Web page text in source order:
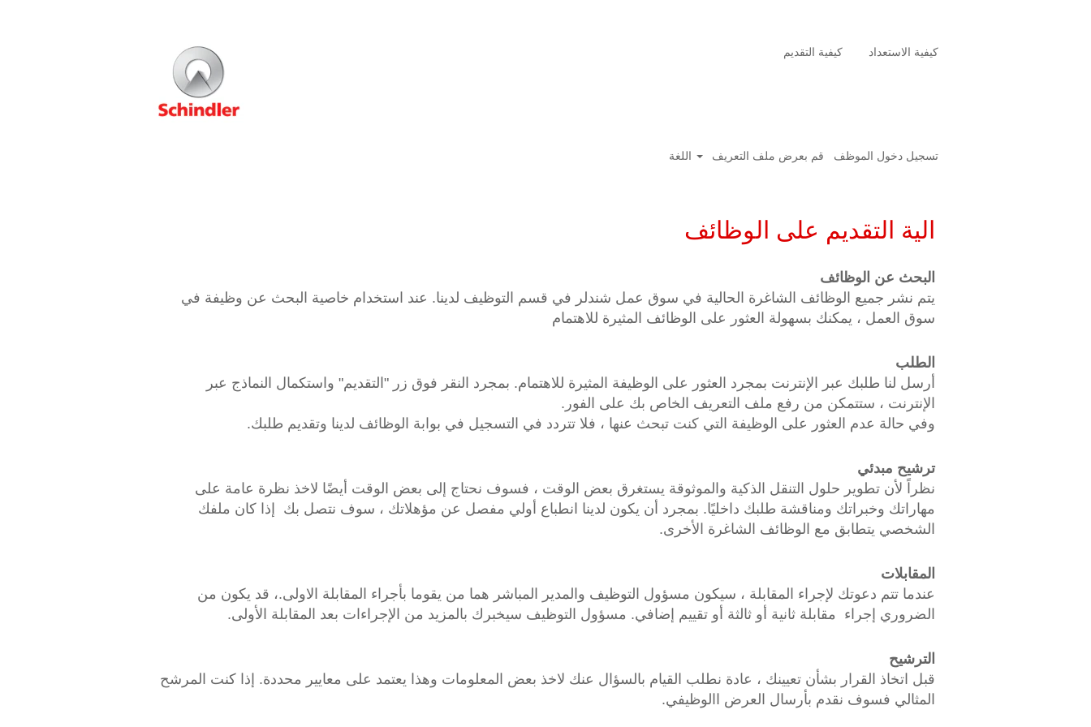
كيفية التقديم كيفية الاستعداد
قم بعرض ملف التعريف تسجيل دخول الموظف
الية التقديم على الوظائف
البحث عن الوظائف
يتم نشر جميع الوظائف الشاغرة الحالية في سوق عمل شندلر في قسم التوظيف لدينا. عند استخدام خاصية البحث عن وظيفة في
سوق العمل ، يمكنك بسهولة العثور على الوظائف المثيرة للاهتمام
الطلب
أرسل لنا طلبك عبر الإنترنت بمجرد العثور على الوظيفة المثيرة للاهتمام. بمجرد النقر فوق زر "التقديم" واستكمال النماذج عبر
الإنترنت ، ستتمكن من رفع ملف التعريف الخاص بك على الفور.
وفي حالة عدم العثور على الوظيفة التي كنت تبحث عنها ، فلا تتردد في التسجيل في بوابة الوظائف لدينا وتقديم طلبك.
ترشيح مبدئي
نظراً لأن تطوير حلول التنقل الذكية والموثوقة يستغرق بعض الوقت ، فسوف نحتاج إلى بعض الوقت أيضًا لاخذ نظرة عامة على
مهاراتك وخبراتك ومناقشة طلبك داخليًا. بمجرد أن يكون لدينا انطباع أولي مفصل عن مؤهلاتك ، سوف نتصل بك إذا كان ملفك
الشخصي يتطابق مع الوظائف الشاغرة الأخرى.
المقابلات
عندما تتم دعوتك لإجراء المقابلة ، سيكون مسؤول التوظيف والمدير المباشر هما من يقوما بأجراء المقابلة الاولى.، قد يكون من
الضروري إجراء مقابلة ثانية أو ثالثة أو تقييم إضافي. مسؤول التوظيف سيخبرك بالمزيد من الإجراءات بعد المقابلة الأولى.
الترشيح
قبل اتخاذ القرار بشأن تعيينك ، عادة نطلب القيام بالسؤال عنك لاخذ بعض المعلومات وهذا يعتمد على معايير محددة. إذا كنت المرشح
المثالي فسوف نقدم بأرسال العرض االوظيفي.